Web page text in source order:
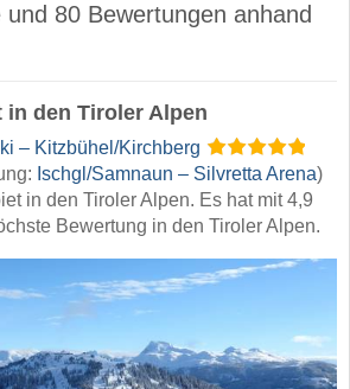
80 Bewertungen anhand
in den Tiroler Alpen
– Kitzbühel/​Kirchberg
Ischgl/​Samnaun – Silvretta Arena)
in den Tiroler Alpen. Es hat mit 4,9
Bewertung in den Tiroler Alpen.